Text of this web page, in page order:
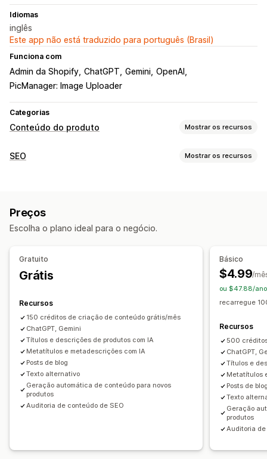
Idiomas
inglês
Este app não está traduzido para português (Brasil)
Funciona com
Admin da Shopify ChatGPT Gemini OpenAI
PicManager: Image Uploader
Categorias
Conteúdo do produto Mostrar os recursos
Tipos de conteúdo
Criação de conteúdo
Em vários idiomas
Atualizações automáticas
SEO do blog
Auditorias de SEO
SEO Mostrar os recursos
Geração por IA
Otimização de metadados Automações
Auditorias
Preços
Escolha o plano ideal para o negócio.
Gratuito
Grátis
Recursos
150 créditos de criação de conteúdo grátis/mês
ChatGPT, Gemini
Títulos e descrições de produtos com IA
Metatítulos e metadescrições com IA
Posts de blog
Texto alternativo
Geração automática de conteúdo para novos
produtos
Auditoria de conteúdo de SEO
Básico
$4.99/
ou $47.88/
recarregue
Recursos
500
ChatGPT,
Títulos e
Metatítulos
Posts de
Texto
Geração
produtos
Auditoria